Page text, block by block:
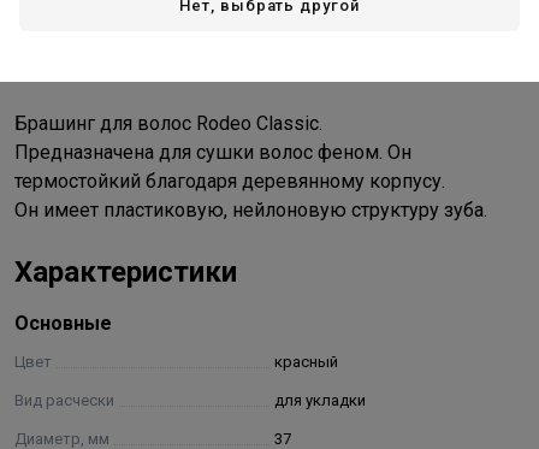
Брашинг для волос Rodeo Classic.
Предназначена для сушки волос феном. Он
термостойкий благодаря деревянному корпусу.
Он имеет пластиковую, нейлоновую структуру зуба.
Характеристики
Основные
Цвет красный
Вид расчески для укладки
Диаметр, мм 37
Нет, выбрать другой